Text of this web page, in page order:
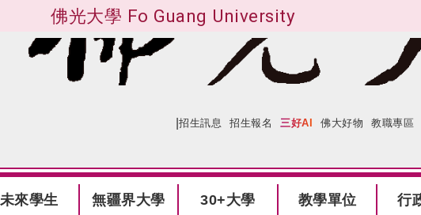
佛光大學 Fo Guang University
|招生訊息 招生報名 三好AI 佛大好物 教職專區
未來學生 無疆界大學 30+大學 教學單位 行